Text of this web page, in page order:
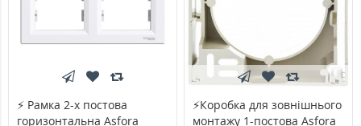
⚡ Рамка 2-х постова
горизонтальна Asfora
⚡Коробка для зовнішнього
монтажу 1-постова Asfora